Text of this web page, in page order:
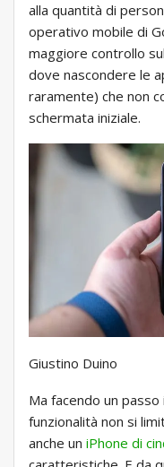
alla quantità di
operativo mobile di
maggiore controllo
dove nascondere le
raramente) che non
schermata iniziale.
Giustino Duino
Ma facendo un
funzionalità non si
anche un iPhone di